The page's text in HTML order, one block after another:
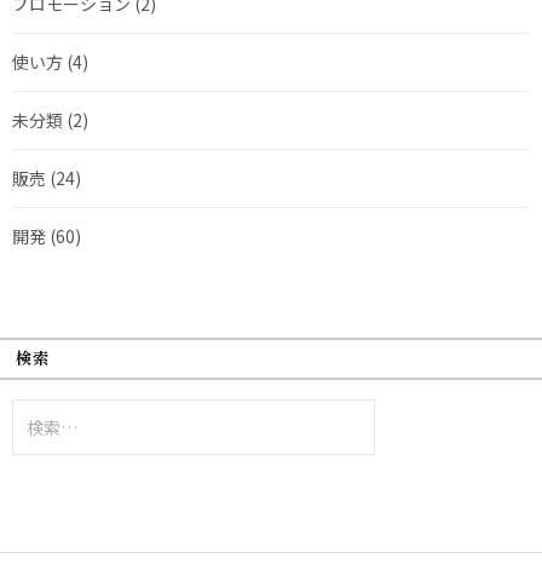
使い方 (4)
未分類 (2)
販売 (24)
開発 (60)
検索
索: